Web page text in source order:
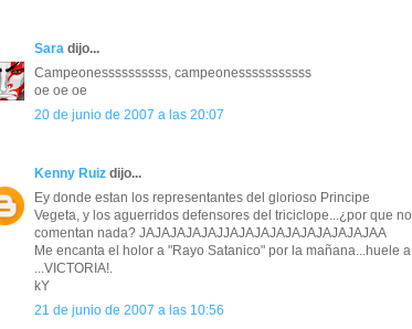
Sara dijo...
Campeonessssssssss, campeonesssssssssss
oe oe oe
20 de junio de 2007 a las 20:07
Kenny Ruiz dijo...
Ey donde estan los representantes del glorioso Principe
Vegeta, y los aguerridos defensores del triciclope...¿por que no
comentan nada? JAJAJAJAJAJJAJAJAJAJAJAJAJAJAJAA
Me encanta el holor a "Rayo Satanico" por la mañana...huele a
...VICTORIA!.
kY
21 de junio de 2007 a las 10:56